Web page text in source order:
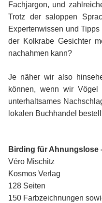
Fachjargon, und
Trotz der saloppen
Expertenwissen und
der Kolkrabe Gesichter
nachahmen kann?
Je näher wir also
können, wenn wir
unterhaltsames
lokalen Buchhandel
Birding für Ahnungslose
Véro Mischitz
Kosmos Verlag
128 Seiten
150 Farbzeichnungen